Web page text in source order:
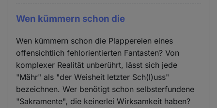
Wen kümmern schon die
Wen kümmern schon die Plappereien eines
offensichtlich fehlorientierten Fantasten? Von
komplexer Realität unberührt, lässt sich jede
"Mähr" als "der Weisheit letzter Sch(l)uss"
bezeichnen. Wer benötigt schon selbsterfundene
"Sakramente", die keinerlei Wirksamkeit haben?